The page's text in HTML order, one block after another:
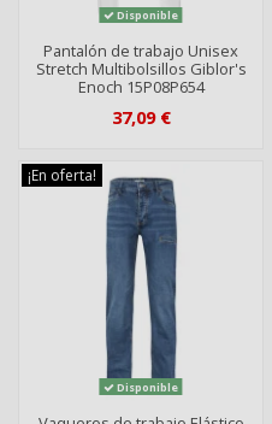
Disponible
Pantalón de trabajo Unisex
Stretch Multibolsillos Giblor's
Enoch 15P08P654
37,09 €
¡En oferta!
Disponible